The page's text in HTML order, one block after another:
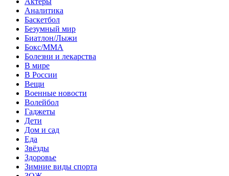
Аналитика
Баскетбол
Безумный мир
Биатлон/Лыжи
Бокс/MMA
Болезни и лекарства
В мире
В России
Вещи
Военные новости
Волейбол
Гаджеты
Дети
Дом и сад
Еда
Звёзды
Здоровье
Зимние виды спорта